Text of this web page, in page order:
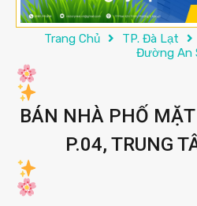
Trang Chủ TP. Đà Lạt
Đường An
BÁN NHÀ PHỐ
P.04, TRUNG